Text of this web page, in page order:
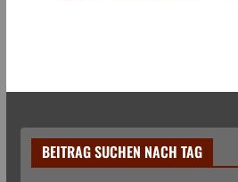
BEITRAG SUCHEN NACH TAG